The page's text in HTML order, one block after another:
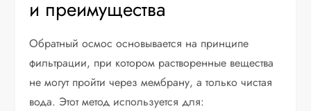
и преимущества
Обратный осмос основывается на принципе
фильтрации, при котором растворенные вещества
не могут пройти через мембрану, а только чистая
вода. Этот метод используется для: